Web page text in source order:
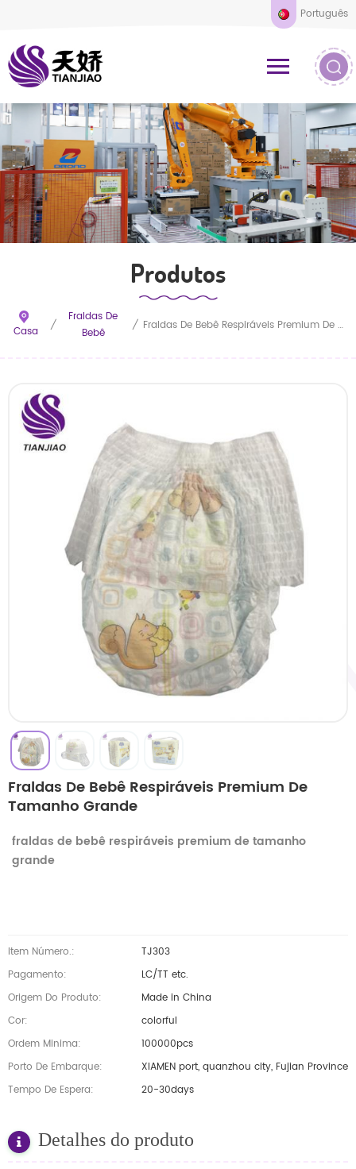
Português
Produtos
Casa /
Fraldas De
Bebê
/ Fraldas De Bebê Respiráveis ​​premium De Tamanho Grande
Fraldas De Bebê Respiráveis ​​premium De
Tamanho Grande
fraldas de bebê respiráveis ​​premium de tamanho
grande
Item Número.:
TJ303
Pagamento:
LC/TT etc.
Origem Do Produto:
Made in China
Cor:
colorful
Ordem Minima:
100000pcs
Porto De Embarque:
XIAMEN port, quanzhou city, Fujian Province
Tempo De Espera:
20-30days
Detalhes do produto